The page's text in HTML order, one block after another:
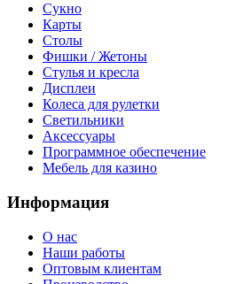
Сукно
Карты
Столы
Фишки / Жетоны
Стулья и кресла
Дисплеи
Колеса для рулетки
Светильники
Аксессуары
Программное обеспечение
Мебель для казино
Информация
О нас
Наши работы
Оптовым клиентам